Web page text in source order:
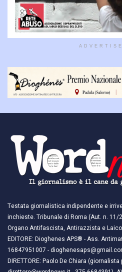
Testata giornalistica indipendente e
inchieste. Tribunale di Roma (Aut. n. 11/
Organo Antifascista, Antirazzista e
EDITORE: Dioghenes APS® - Ass.
16847951007 -
DIRETTORE: Paolo De Chiara